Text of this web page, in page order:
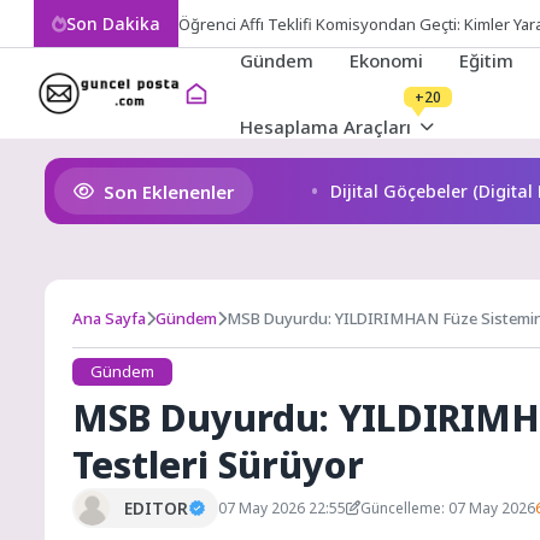
Son Dakika Öğrenci Affı Teklifi Komisyondan Geçti: Kimler
Gündem Ekonomi Eğitim
Hesaplama Araçları
+20
Son Eklenenler Dijital Göçebeler (Digital
Ana Sayfa Gündem MSB Duyurdu: YILDIRIMHAN Füze
Gündem
MSB Duyurdu:
Testleri Sürüyor
EDITOR 07 May 2026 22:55 Güncelleme: 07 May 2026